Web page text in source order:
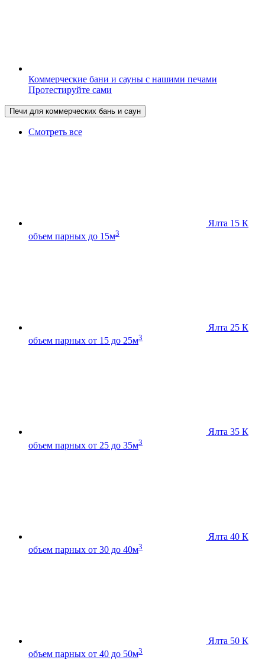
Коммерческие бани и сауны с нашими печами
Протестируйте сами
Печи для коммерческих бань и саун
Смотреть все
Ялта 15 К
объем парных до 15м3
Ялта 25 К
объем парных от 15 до 25м3
Ялта 35 К
объем парных от 25 до 35м3
Ялта 40 К
объем парных от 30 до 40м3
Ялта 50 К
объем парных от 40 до 50м3